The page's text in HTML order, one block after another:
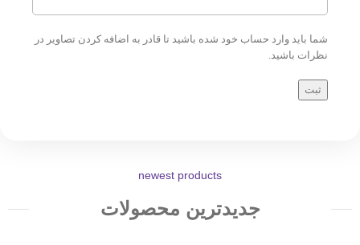
شما باید وارد حساب خود شده باشید تا قادر به اضافه کردن تصاویر در
نظرات باشید.
newest products
جدیدترین محصولات